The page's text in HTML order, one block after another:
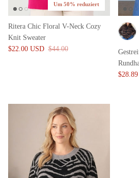
Um 50% reduziert
Ritera Chic Floral V-Neck Cozy
Knit Sweater
$22.00 USD $44.00